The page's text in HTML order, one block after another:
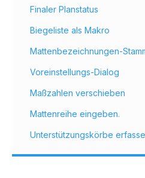
Finaler Planstatus
Biegeliste als Makro
Mattenbezeichnungen-
Voreinstellungs-Dialog
Maßzahlen verschieben
Mattenreihe eingeben.
Unterstützungskörbe